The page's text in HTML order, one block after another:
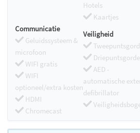
Hotels
Kaartjes
Communicatie
Geluidssysteem &
microfoon
WIFI gratis
WIFI
optioneel/extra kosten
HDMI
Chromecast
Veiligheid
AED -
automatische
defibrillator